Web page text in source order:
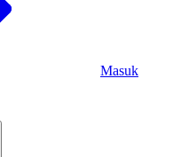
Masuk